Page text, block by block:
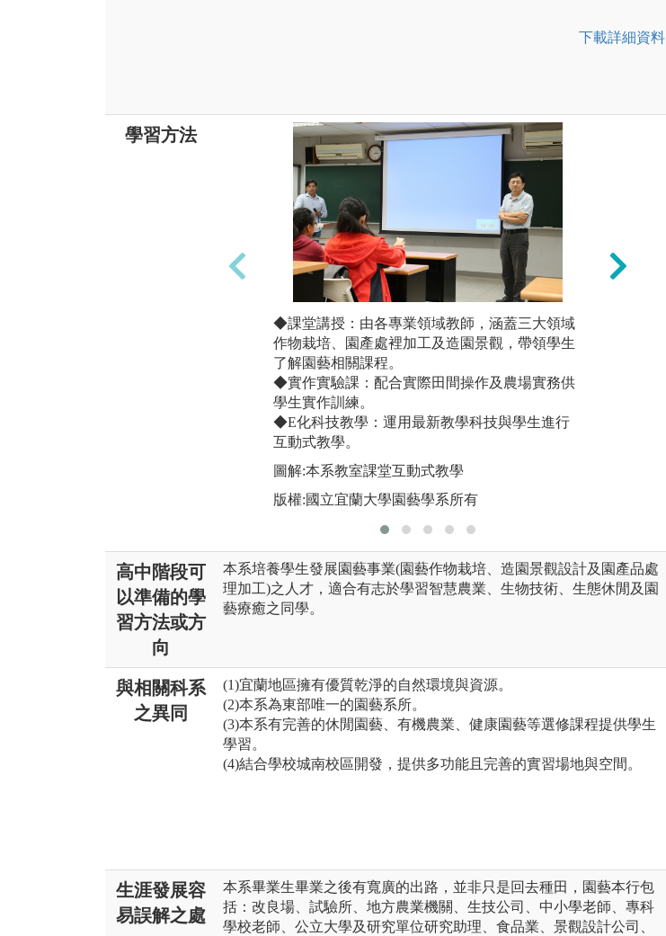
下載詳細資料
學習方法
◆課堂講授：由各專業領域教師，涵蓋三大領域
作物栽培、園產處裡加工及造園景觀，帶領學生
了解園藝相關課程。
◆實作實驗課：配合實際田間操作及農場實務供
學生實作訓練。
◆E化科技教學：運用最新教學科技與學生進行
互動式教學。
圖解:本系教室課堂互動式教學
版權:國立宜蘭大學園藝學系所有
高中階段可
以準備的學
習方法或方
向
本系培養學生發展園藝事業(園藝作物栽培、造園景觀設計及園產品處
理加工)之人才，適合有志於學習智慧農業、生物技術、生態休閒及園
藝療癒之同學。
與相關科系
之異同
(1)宜蘭地區擁有優質乾淨的自然環境與資源。
(2)本系為東部唯一的園藝系所。
(3)本系有完善的休閒園藝、有機農業、健康園藝等選修課程提供學生
學習。
(4)結合學校城南校區開發，提供多功能且完善的實習場地與空間。
生涯發展容
易誤解之處
本系畢業生畢業之後有寬廣的出路，並非只是回去種田，園藝本行包
括：改良場、試驗所、地方農業機關、生技公司、中小學老師、專科
學校老師、公立大學及研究單位研究助理、食品業、景觀設計公司、